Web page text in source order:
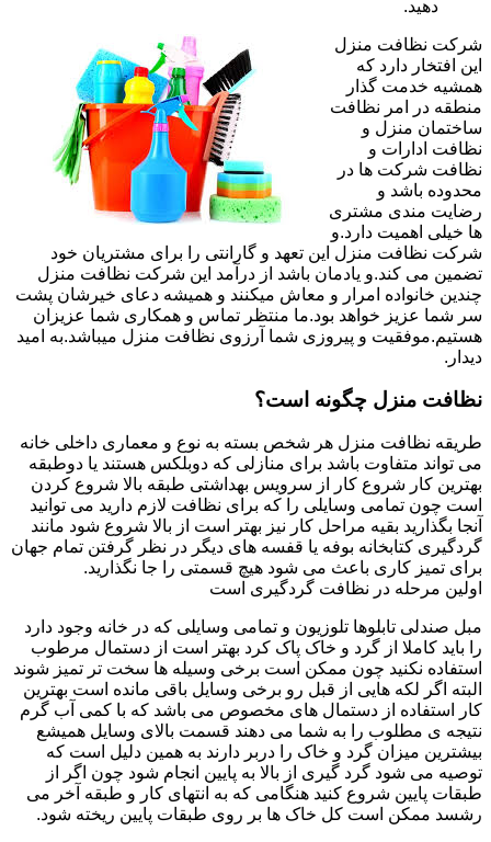
دهید.
شرکت نظافت منزل
این افتخار دارد که
همشیه خدمت گذار
منطقه در امر نظافت
ساختمان منزل و
نظافت ادارات و
نظافت شرکت ها در
محدوده باشد و
رضایت مندی مشتری
ها خیلی اهمیت دارد.و
شرکت نظافت منزل این تعهد و گارانتی را برای مشتریان خود
تضمین می کند.و یادمان باشد از درآمد این شرکت نظافت منزل
چندین خانواده امرار و معاش میکنند و همیشه دعای خیرشان پشت
سر شما عزیز خواهد بود.ما منتظر تماس و همکاری شما عزیزان
هستیم.موفقیت و پیروزی شما آرزوی نظافت منزل میباشد.به امید
دیدار.
نظافت منزل چگونه است؟
طریقه نظافت منزل هر شخص بسته به نوع و معماری داخلی خانه
می تواند متفاوت باشد برای منازلی که دوبلکس هستند یا دوطبقه
بهترین کار شروع کار از سرویس بهداشتی طبقه بالا شروع کردن
است چون تمامی وسایلی را که برای نظافت لازم دارید می توانید
آنجا بگذارید بقیه مراحل کار نیز بهتر است از بالا شروع شود مانند
گردگیری کتابخانه بوفه یا قفسه های دیگر در نظر گرفتن تمام جهان
برای تمیز کاری باعث می شود هیچ قسمتی را جا نگذارید.
اولین مرحله در نظافت گردگیری است
مبل صندلی تابلوها تلوزیون و تمامی وسایلی که در خانه وجود دارد
را باید کاملا از گرد و خاک پاک کرد بهتر است از دستمال مرطوب
استفاده نکنید چون ممکن است برخی وسیله ها سخت تر تمیز شوند
البته اگر لکه هایی از قبل رو برخی وسایل باقی مانده است بهترین
کار استفاده از دستمال های مخصوص می باشد که با کمی آب گرم
نتیجه ی مطلوب را به شما می دهند قسمت بالای وسایل همیشع
بیشترین میزان گرد و خاک را دربر دارند به همین دلیل است که
توصیه می شود گرد گیری از بالا به پایین انجام شود چون اگر از
طبقات پایین شروع کنید هنگامی که به انتهای کار و طبقه آخر می
رشسد ممکن است کل خاک ها بر روی طبقات پایین ریخته شود.